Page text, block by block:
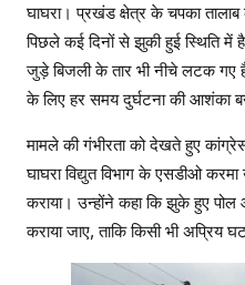
घाघरा। प्रखंड क्षेत्र के चपका
पिछले कई दिनों से झुकी हुई स्थिति
जुड़े बिजली के तार भी नीचे लटक गए
के लिए हर समय दुर्घटना की आशंका
मामले की गंभीरता को देखते हुए
घाघरा विद्युत विभाग के एसडीओ
कराया। उन्होंने कहा कि झुके हुए
कराया जाए, ताकि किसी भी अप्रिय